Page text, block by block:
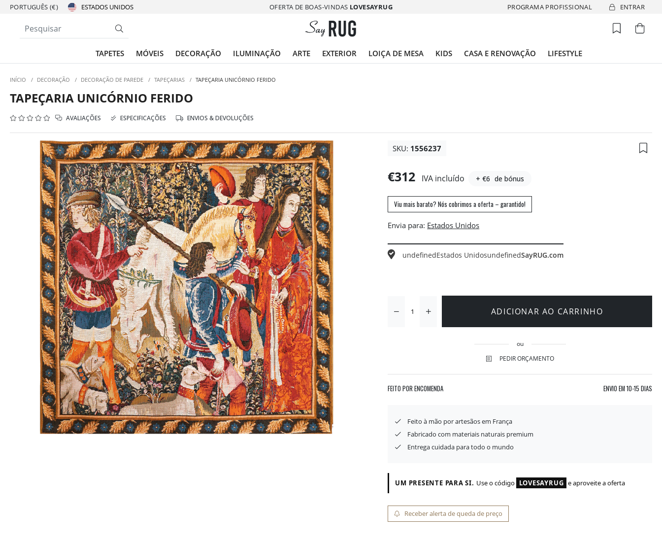
PORTUGUÊS (€) OFERTA DE BOAS-VINDAS LOVESAYRUG PROGRAMA PROFISSIONAL ENTRAR
TAPETES MÓVEIS DECORAÇÃO ILUMINAÇÃO ARTE EXTERIOR LOIÇA DE MESA KIDS CASA E RENOVAÇÃO LIFESTYLE
INÍCIO / DECORAÇÃO / DECORAÇÃO DE PAREDE / TAPEÇARIAS / TAPEÇARIA UNICÓRNIO FERIDO
TAPEÇARIA UNICÓRNIO FERIDO
AVALIAÇÕES ESPECIFICAÇÕES ENVIOS & DEVOLUÇÕES
SKU: 1556237
€312 IVA incluído + €6 de bónus
Viu mais barato? Nós cobrimos a oferta – garantido!
Envia para:
undefinedEstados UnidosundefinedSayRUG.com
ADICIONAR AO CARRINHO
ou
PEDIR ORÇAMENTO
FEITO POR ENCOMENDA ENVIO EM 10-15 DIAS
Feito à mão por artesãos em França
Fabricado com materiais naturais premium
Entrega cuidada para todo o mundo
UM PRESENTE PARA SI. Use o código LOVESAYRUG e aproveite a oferta
Receber alerta de queda de preço